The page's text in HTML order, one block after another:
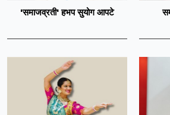
'समाजव्रती' हभप सुयोग आपटे